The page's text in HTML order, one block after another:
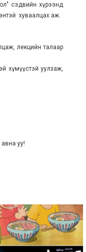
сэдвийн хүрээнд
хуваалцах аж.
лекцийн талаар
хүмүүстэй уулзаж,
уу!